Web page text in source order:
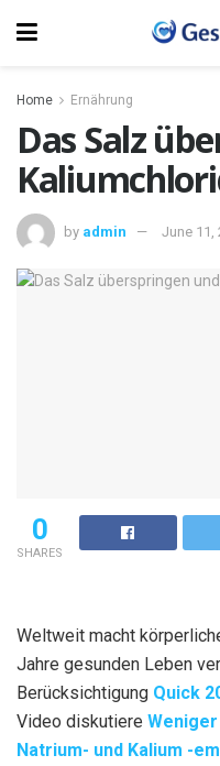
Home Ernährung
Das Salz
by admin June 11,
0
SHARES
Weltweit macht
Jahre gesunden Leben
Berücksichtigung Quick
Video diskutiere
Natrium- und Kalium -